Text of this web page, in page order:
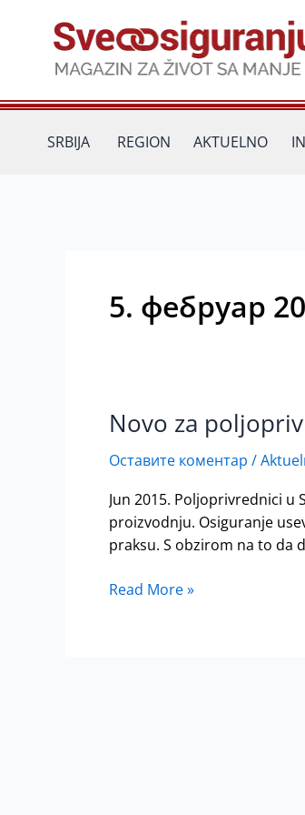
SRBIJA REGION AKTUELNO
5. фебруар
Novo za
Оставите коментар /
Jun 2015. Poljoprivrednici
proizvodnju. Osiguranje
praksu. S obzirom na to da
Novo
poljoprivrednike:
usevi
kao
garancija
pozajmice
Read More »